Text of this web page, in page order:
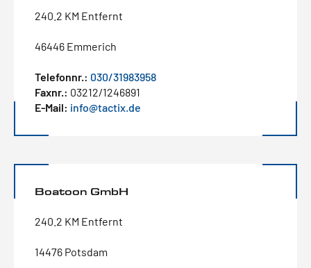
240.2 KM Entfernt
46446 Emmerich
Telefonnr.: 030/31983958
Faxnr.: 03212/1246891
E-Mail: info@tactix.de
Boatoon GmbH
240.2 KM Entfernt
14476 Potsdam